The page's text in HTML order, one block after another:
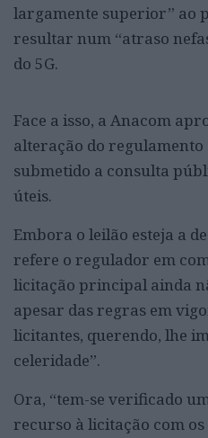
largamente superior” ao
resultar num “atraso
do 5G.
Face a isso, a Anacom
alteração do regulamento
submetido a consulta
úteis.
Embora o leilão esteja a
refere o regulador em
licitação principal ainda
apesar das regras em
licitantes, querendo, lhe
celeridade”.
Ora, “tem-se verificado
recurso à licitação com